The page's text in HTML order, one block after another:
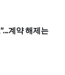
계약 해제는